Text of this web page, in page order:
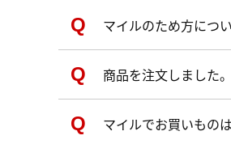
マイルのため方につ
商品を注文しました
マイルでお買いもの